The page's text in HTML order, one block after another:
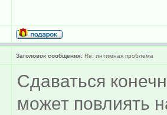
Заголовок сообщения: Re: интимная проблема
Сдаваться
может повлиять